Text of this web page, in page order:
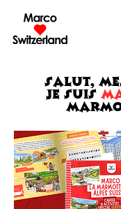
Salut,
Je suis